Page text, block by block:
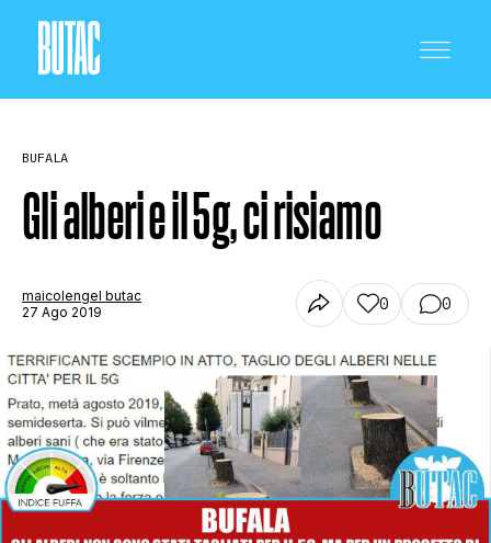
SCIENZA E TECNOLOGIA
SALUTE E MEDICINA
STORIA E CITAZIONI
BUFALA
Gli alberi e il 5g, ci risiamo
maicolengel butac
27 Ago 2019
0 0